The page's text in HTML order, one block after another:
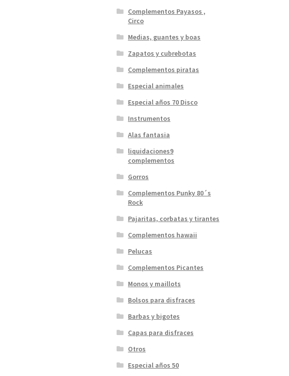
Complementos Payasos ,
Circo
Medias, guantes y boas
Zapatos y cubrebotas
Complementos piratas
Especial animales
Especial años 70 Disco
Instrumentos
Alas fantasia
liquidaciones9
complementos
Gorros
Complementos Punky 80´s
Rock
Pajaritas, corbatas y tirantes
Complementos hawaii
Pelucas
Complementos Picantes
Monos y maillots
Bolsos para disfraces
Barbas y bigotes
Capas para disfraces
Otros
Especial años 50